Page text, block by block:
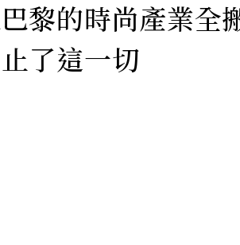
黎的時尚產業全
了這一切